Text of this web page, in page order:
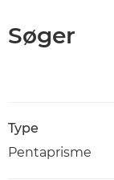
Søger
Type
Pentaprisme